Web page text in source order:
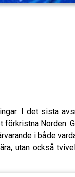
I det sista
i både
utan också